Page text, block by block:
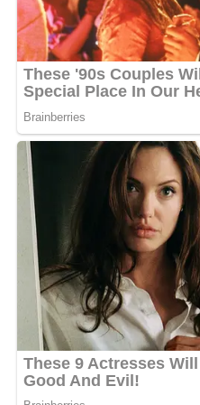
keadilan masyarakat.
mencapai ratusan miliar
pelaku masih memiliki
kejahatannya setelah
Disebutkan, kondisi inilah
tuntutan agar negara
Namun demikian, efektivitas
sesungguhnya tidak hanya
ringannya hukuman. Yang jauh
lebih penting adalah
apapun ancaman pidana,
dihukum sangat kecil, maka
rendah. Sebaliknya, apabila
baik, aparat penegak
transparan, dan seluruh
negara, maka
efektif.